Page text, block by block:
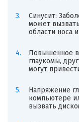
Синусит:
может
области носа
Повышенное
глаукомы,
могут
Напряжение
компьютере
вызвать